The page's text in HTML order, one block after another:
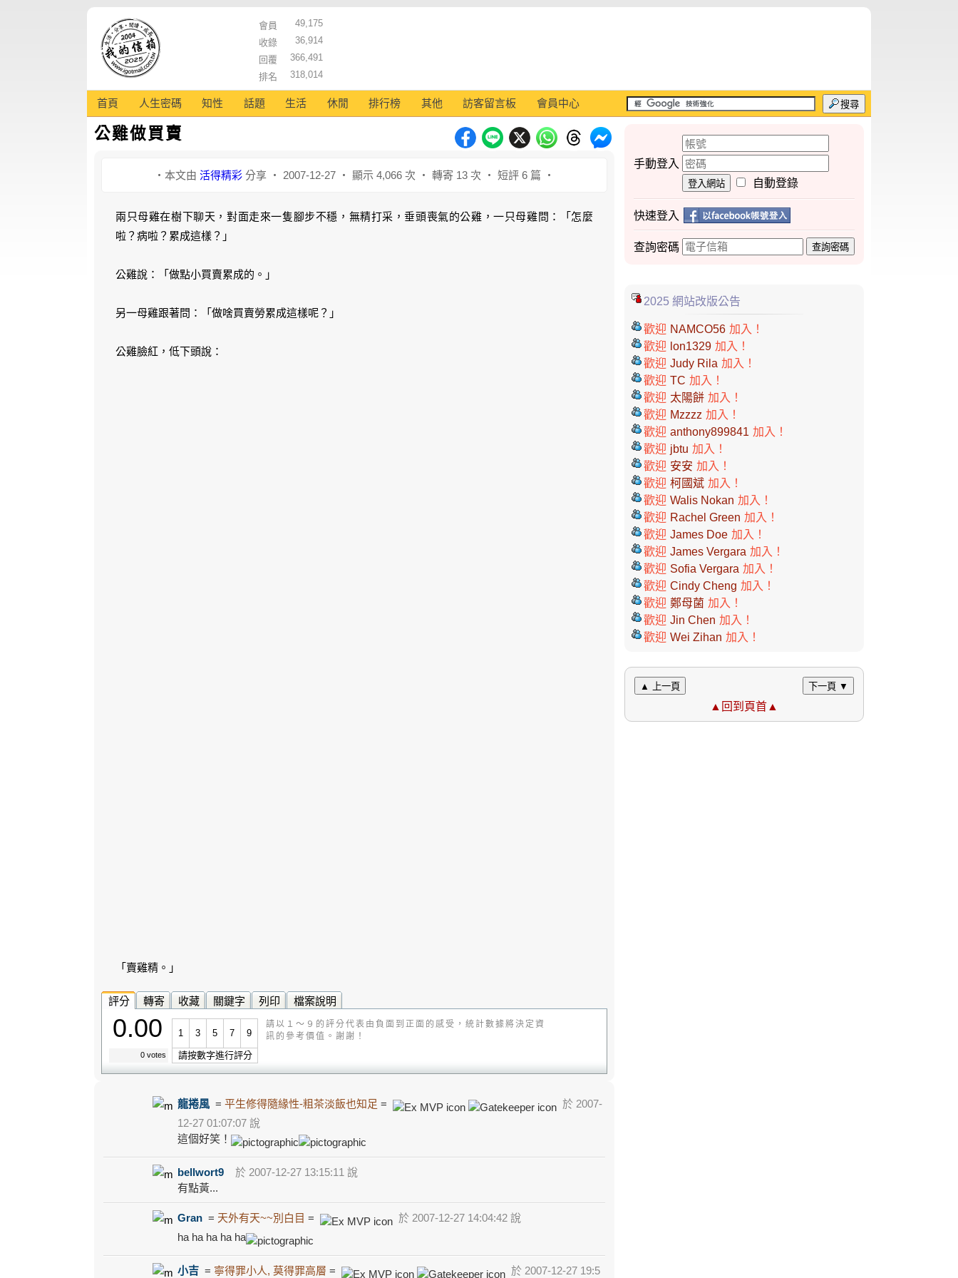
會員
49,175
收錄
36,914
回覆
366,491
排名
318,014
首頁 人生密碼 知性 話題 生活 休閒 排行榜 其他 訪客留言板 會員中心 搜尋
公雞做買賣
‧本文由 活得精彩 分享 ‧ 2007-12-27 ‧ 顯示 4,066 次 ‧ 轉寄 13 次 ‧ 短評 6 篇 ‧
兩只母雞在樹下聊天，對面走來一隻腳步不穩，無精打采，垂頭喪氣的公雞，一只母雞問：「怎麼
啦？病啦？累成這樣？」
公雞說：「做點小買賣累成的。」
另一母雞跟著問：「做啥買賣勞累成這樣呢？」
公雞臉紅，低下頭說：
「賣雞精。」
評分 轉寄 收藏 關鍵字 列印 檔案說明
0.00
0 votes
1 3 5 7 9
請按數字進行評分
請以１～９的評分代表由負面到正面的感受，統計數據將決定資
訊的參考價值。謝謝！
龍捲風 = 平生修得隨緣性-粗茶淡飯也知足 =
於 2007-
12-27 01:07:07 說
這個好笑！
bellwort9
於 2007-12-27 13:15:11 說
有點黃...
Gran = 天外有天~~別白目 =
於 2007-12-27 14:04:42 說
ha ha ha ha ha
小吉 = 寧得罪小人, 莫得罪高層 = 於 2007-12-27 19:5
手動登入
登入網站 自動登錄
快速登入
查詢密碼 查詢密碼
2025 網站改版公告
歡迎 NAMCO56 加入！
歡迎 lon1329 加入！
歡迎 Judy Rila 加入！
歡迎 TC 加入！
歡迎 太陽餅 加入！
歡迎 Mzzzz 加入！
歡迎 anthony899841 加入！
歡迎 jbtu 加入！
歡迎 安安 加入！
歡迎 柯國斌 加入！
歡迎 Walis Nokan 加入！
歡迎 Rachel Green 加入！
歡迎 James Doe 加入！
歡迎 James Vergara 加入！
歡迎 Sofia Vergara 加入！
歡迎 Cindy Cheng 加入！
歡迎 鄭母菌 加入！
歡迎 Jin Chen 加入！
歡迎 Wei Zihan 加入！
▲ 上一頁 下一頁 ▼
▲回到頁首▲